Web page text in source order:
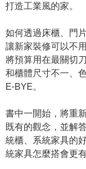
打造工業風的家。
如何透過床櫃、門
讓新家裝修可以不
將預算用在最關切
和櫃體尺寸不一、
E-BYE。
書中一開始，將重
既有的觀念，並解
統櫃、系統家具的
統家具怎麼搭會更